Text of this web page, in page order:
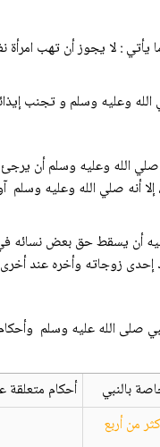
يأتي : لا يجوز أن تهب
وعليه وسلم و تجنب
صلي الله وعليه وسلم أن
أنه صلي الله وعليه
أن يسقط حق بعض نسائه
إحدى زوجاته وأخره عند
صلى الله عليه وسلم
بالنبي
أحكام متعلقة
من أربع